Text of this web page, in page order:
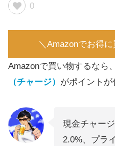
0
＼Amazonでお得
Amazonで買い物するなら、
（チャージ） がポイントが
現金チャー
2.0%、プラ